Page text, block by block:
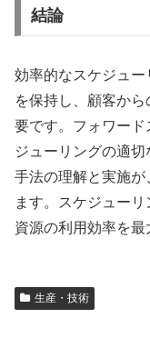
結論
効率的なスケジュ
を保持し、顧客か
要です。フォワー
ジューリングの適
手法の理解と実施
ます。スケジューリ
資源の利用効率を最
生産・技術